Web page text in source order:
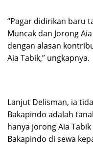
“Pagar didirikan baru
Muncak dan Jorong
dengan alasan
Aia Tabik,” ungkapnya.
Lanjut Delisman, ia
Bakapindo adalah
hanya jorong Aia
Bakapindo di sewa